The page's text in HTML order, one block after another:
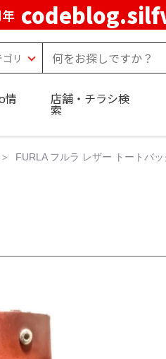
情 店舗・チラシ検
索
FURLA フルラ レザー トートバ